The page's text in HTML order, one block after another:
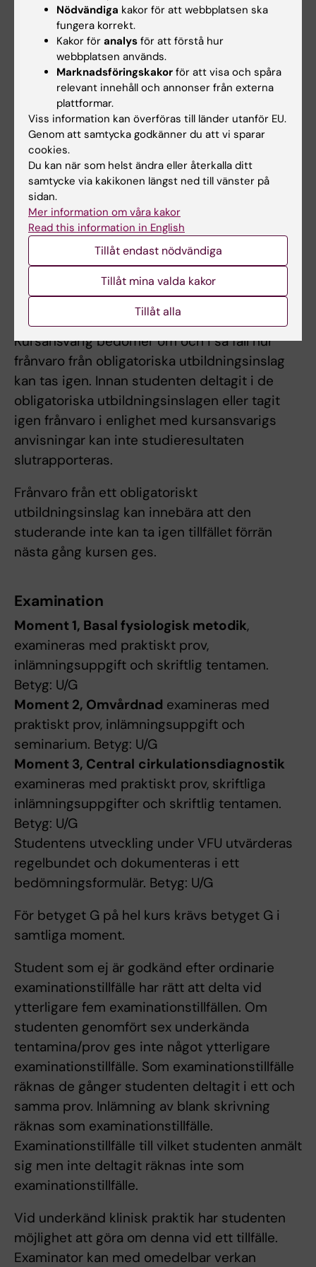
övningar. En viktig del av undervisningen
omfattar färdighetsträning samt
fallbeskrivningar och andra
inlämningsuppgifter som redovisas i slutet av
kursen.
En del av kursen utgörs av
verksamhetsförlagd utbildning på olika
kliniska enheter inom klinisk fysiologi. Under
den kliniska praktiken för studenten en
loggbok där undersökningsresultat insamlas,
bearbetas/analyseras och redovisas skriftligt.
Samtliga demonstrationer, laborationer och
praktiska moment är obligatoriska. Vid
frånvaro görs en överenskommelse mellan
den studerande och ansvarig lärare angående
Kursansvarig bedömer om och i så fall hur
frånvaro från obligatoriska utbildningsinslag
kan tas igen. Innan studenten deltagit i de
obligatoriska utbildningsinslagen eller tagit
igen frånvaro i enlighet med kursansvarigs
anvisningar kan inte studieresultaten
slutrapporteras.
Frånvaro från ett obligatoriskt
utbildningsinslag kan innebära att den
studerande inte kan ta igen tillfället förrän
nästa gång kursen ges.
Examination
Moment 1, Basal fysiologisk metodik,
examineras med praktiskt prov,
inlämningsuppgift och skriftlig tentamen.
Betyg: U/G
Moment 2, Omvårdnad examineras med
praktiskt prov, inlämningsuppgift och
seminarium. Betyg: U/G
Moment 3, Central cirkulationsdiagnostik
examineras med praktiskt prov, skriftliga
inlämningsuppgifter och skriftlig tentamen.
Betyg: U/G
Studentens utveckling under VFU utvärderas
regelbundet och dokumenteras i ett
bedömningsformulär. Betyg: U/G
För betyget G på hel kurs krävs betyget G i
samtliga moment.
Student som ej är godkänd efter ordinarie
examinationstillfälle har rätt att delta vid
ytterligare fem examinationstillfällen. Om
studenten genomfört sex underkända
tentamina/prov ges inte något ytterligare
examinationstillfälle. Som examinationstillfälle
räknas de gånger studenten deltagit i ett och
samma prov. Inlämning av blank skrivning
räknas som examinationstillfälle.
Examinationstillfälle till vilket studenten anmält
sig men inte deltagit räknas inte som
examinationstillfälle.
Vid underkänd klinisk praktik har studenten
möjlighet att göra om denna vid ett tillfälle.
Examinator kan med omedelbar verkan
Nödvändiga kakor för att webbplatsen ska
fungera korrekt.
Kakor för analys för att förstå hur
webbplatsen används.
Marknadsföringskakor för att visa och spåra
relevant innehåll och annonser från externa
plattformar.
Viss information kan överföras till länder utanför EU.
Genom att samtycka godkänner du att vi sparar
cookies.
Du kan när som helst ändra eller återkalla ditt
samtycke via kakikonen längst ned till vänster på
sidan.
Mer information om våra kakor
Read this information in English
Tillåt endast nödvändiga
Tillåt mina valda kakor
Tillåt alla